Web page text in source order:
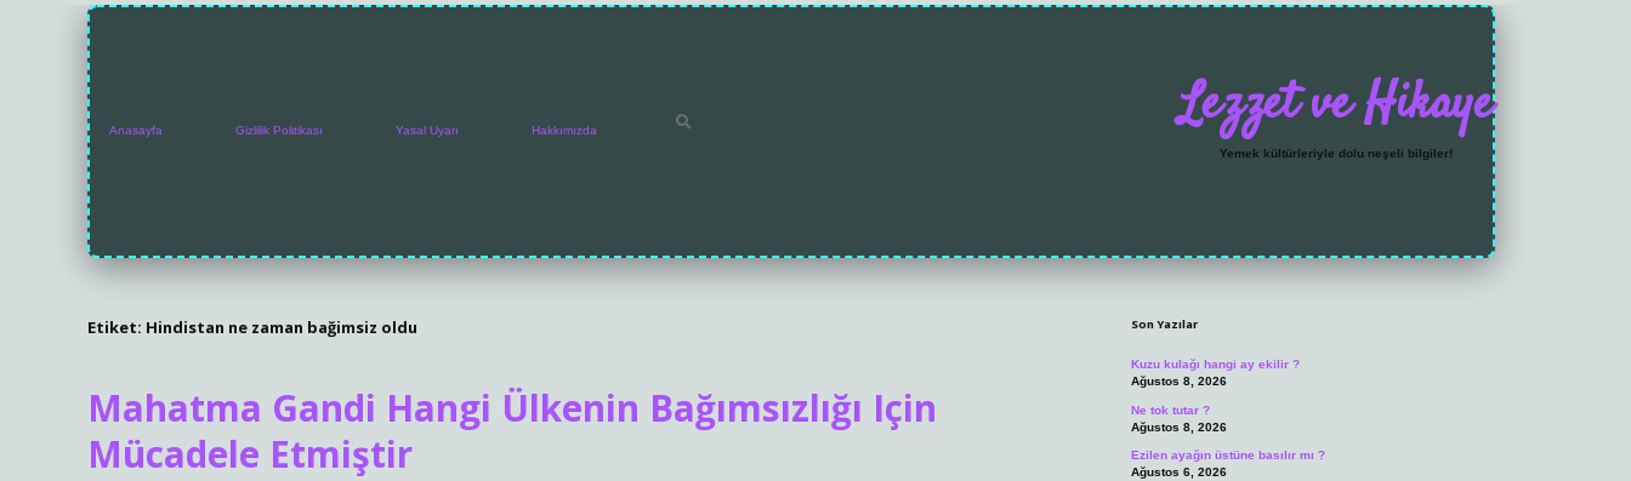
Anasayfa Gizlilik Politikası Yasal Uyarı Hakkımızda Lezzet ve Hikaye
Yemek kültürleriyle dolu neşeli bilgiler!
Etiket: Hindistan ne zaman bağimsiz oldu
Mahatma Gandi Hangi Ülkenin Bağımsızlığı Için
Mücadele Etmiştir
Sidebar
Son Yazılar
Kuzu kulağı hangi ay ekilir ?
Ağustos 8, 2026
Ne tok tutar ?
Ağustos 8, 2026
Ezilen ayağın üstüne basılır mı ?
Ağustos 6, 2026